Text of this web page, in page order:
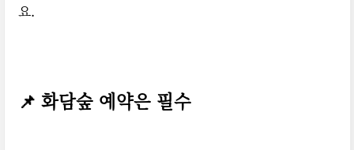
요.
📌 화담숲 예약은 필수